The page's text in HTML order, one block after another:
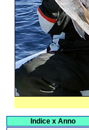
Indice x Anno